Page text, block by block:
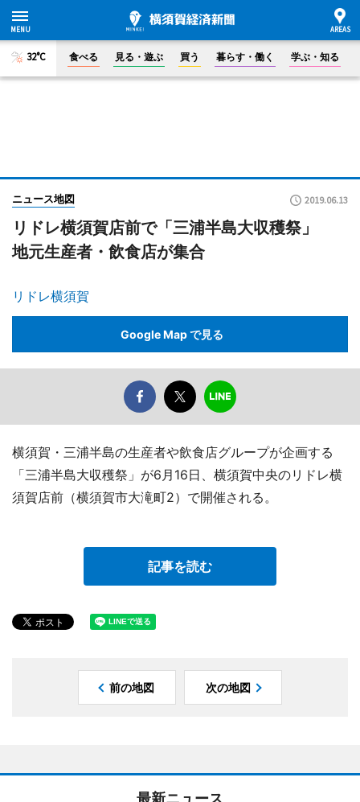
32°C 食べる 見る・遊ぶ 買う 暮らす・働く 学ぶ・知る
ニュース地図 2019.06.13
リドレ横須賀店前で「三浦半島大収穫祭」
地元生産者・飲食店が集合
リドレ横須賀
Google Map で見る
横須賀・三浦半島の生産者や飲食店グループが企画する
「三浦半島大収穫祭」が6月16日、横須賀中央のリドレ横
須賀店前（横須賀市大滝町2）で開催される。
記事を読む
前の地図 次の地図
最新ニュース